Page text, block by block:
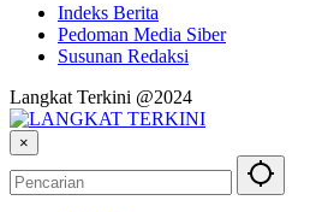
Indeks Berita
Pedoman Media Siber
Susunan Redaksi
Langkat Terkini @2024
×